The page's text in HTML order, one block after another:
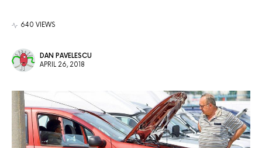
640 VIEWS
DAN PAVELESCU
APRIL 26, 2018